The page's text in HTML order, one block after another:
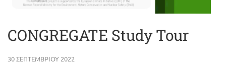
CONGREGATE Study Tour
30 ΣΕΠΤΕΜΒΡΊΟΥ 2022